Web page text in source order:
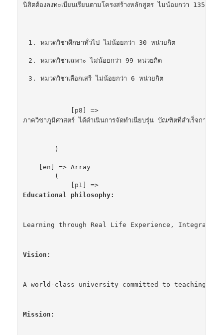
นิสิตต้องลงทะเบียนเรียนตามโครงสร้างหลักสูตร ไม่น้อยกว่า 135 หน่
หมวดวิชาศึกษาทั่วไป ไม่น้อยกว่า 30 หน่วยกิต
หมวดวิชาเฉพาะ ไม่น้อยกว่า 99 หน่วยกิต
หมวดวิชาเลือกเสรี ไม่น้อยกว่า 6 หน่วยกิต
            [p8] =>
ภาควิชาภูมิศาสตร์ ได้ดำเนินการจัดทำเนียบรุ่น บัณฑิตที่สำเร็จการ
        )
    [en] => Array
        (
            [p1] =>
Educational philosophy:
Learning through Real Life Experience, Integrate
Vision:
A world-class university committed to teaching,
Mission: